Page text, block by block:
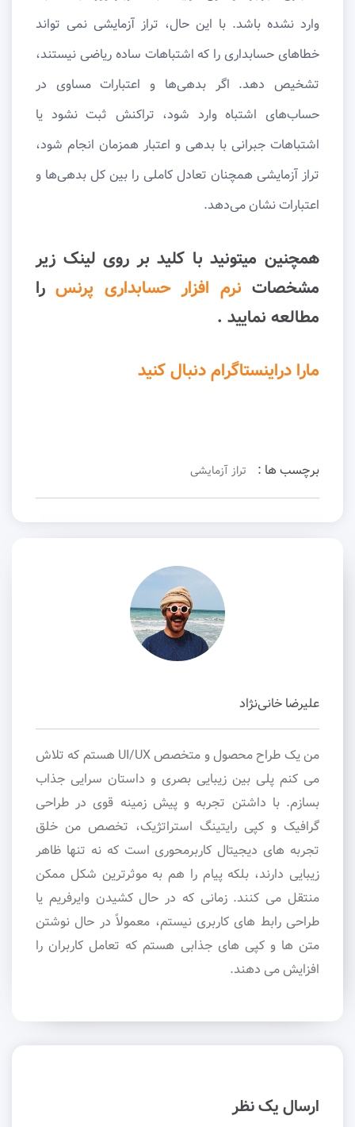
وارد نشده باشد. با این حال، تراز آزمایشی نمی تواند
خطاهای حسابداری را که اشتباهات ساده ریاضی نیستند،
تشخیص دهد. اگر بدهی‌ها و اعتبارات مساوی در
حساب‌های اشتباه وارد شود، تراکنش ثبت نشود یا
اشتباهات جبرانی با بدهی و اعتبار همزمان انجام شود،
تراز آزمایشی همچنان تعادل کاملی را بین کل بدهی‌ها و
اعتبارات نشان می‌دهد.
همچنین میتونید با کلید بر روی لینک زیر
مشخصات نرم افزار حسابداری پرنسرا
مطالعه نمایید .
مارا دراینستاگرام دنبال کنید
برچسب ها : تراز آزمایشی
علیرضا خانی‌نژاد
من یک طراح محصول و متخصص UI/UX هستم که تلاش
می کنم پلی بین زیبایی بصری و داستان سرایی جذاب
بسازم. با داشتن تجربه و پیش زمینه قوی در طراحی
گرافیک و کپی رایتینگ استراتژیک، تخصص من خلق
تجربه های دیجیتال کاربرمحوری است که نه تنها ظاهر
زیبایی دارند، بلکه پیام را هم به موثرترین شکل ممکن
منتقل می کنند. زمانی که در حال کشیدن وایرفریم یا
طراحی رابط های کاربری نیستم، معمولاً در حال نوشتن
متن ها و کپی های جذابی هستم که تعامل کاربران را
افزایش می دهند.
ارسال یک نظر